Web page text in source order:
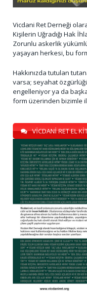
Vicdani Ret Derneği
Kişilerin Uğradığı Hak
Zorunlu askerlik
yaşayan herkesi, bu
Hakkınızda tutulan
varsa; seyahat
engelleniyor ya da
form üzerinden bizimle
VİCDANİ RET EL